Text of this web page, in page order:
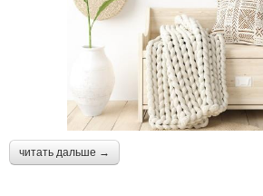
читать дальше →